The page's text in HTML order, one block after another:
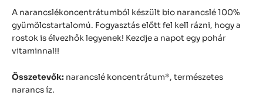
A narancslékoncentrátumból készült bio narancslé 100%
gyümölcstartalomú. Fogyasztás előtt fel kell rázni, hogy a
rostok is élvezhők legyenek! Kezdje a napot egy pohár
vitaminnal!!
Összetevők: narancslé koncentrátum*, természetes
narancs íz.